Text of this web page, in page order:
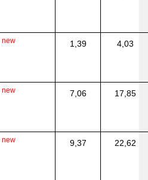
new 1,39 4,03
new 7,06 17,85
new 9,37 22,62